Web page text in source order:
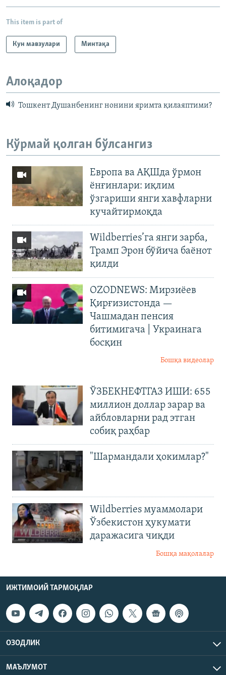
This item is part of
Кун мавзулари Минтақа
Алоқадор
Тошкент Душанбенинг нонини яримта қилаяптими?
Кўрмай қолган бўлсангиз
Европа ва АҚШда ўрмон
ёнғинлари: иқлим
ўзгариши янги хавфларни
кучайтирмоқда
Wildberries’га янги зарба,
Трамп Эрон бўйича баёнот
қилди
OZODNEWS: Мирзиёев
Қирғизистонда —
Чашмадан пенсия
битимигача | Украинага
босқин
Бошқа видеолар
ЎЗБЕКНЕФТГАЗ ИШИ: 655
миллион доллар зарар ва
айбловларни рад этган
собиқ раҳбар
"Шармандали ҳокимлар?"
Wildberries муаммолари
Ўзбекистон ҳукумати
даражасига чиқди
Бошқа мақолалар
ИЖТИМОИЙ ТАРМОҚЛАР
ОЗОДЛИК
МАЪЛУМОТ